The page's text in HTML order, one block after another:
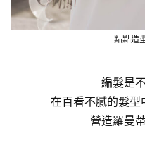
點點造
編髮是
在百看不膩的髮型
營造羅曼